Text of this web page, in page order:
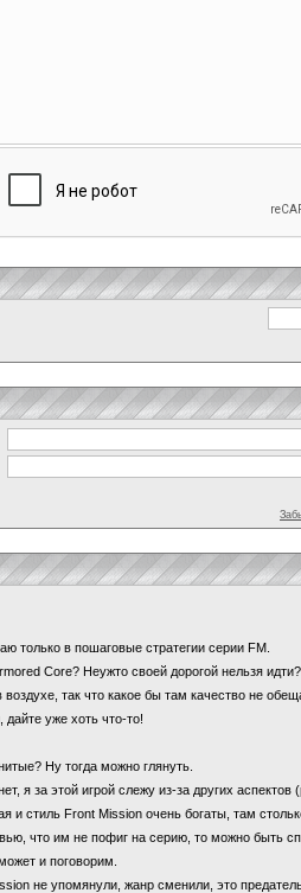
только в пошаговые стратегии серии FM.
Core? Неужто своей дорогой нельзя
так что какое бы там качество не
уже хоть что-то!
Ну тогда можно глянуть.
я за этой игрой слежу из-за других аспектов
и стиль Front Mission очень богаты, там
что им не пофиг на серию, то можно быть
и поговорим.
не упомянули, жанр сменили, это